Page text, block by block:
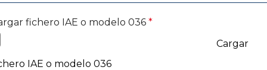
fichero IAE o modelo 036 *
Cargar
IAE o modelo 036